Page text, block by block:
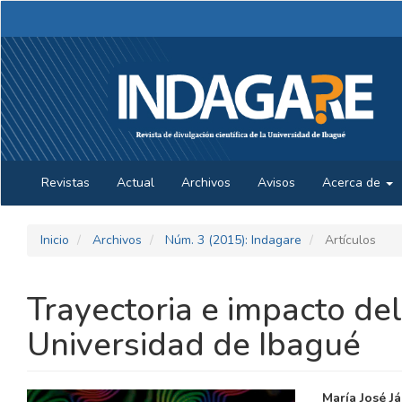
Contenido
principal
Barra
lateral
Revistas Actual Archivos Avisos Acerca de
Inicio Archivos Núm. 3 (2015): Indagare Artículos
Trayectoria e impacto
Universidad de Ibagué
María José